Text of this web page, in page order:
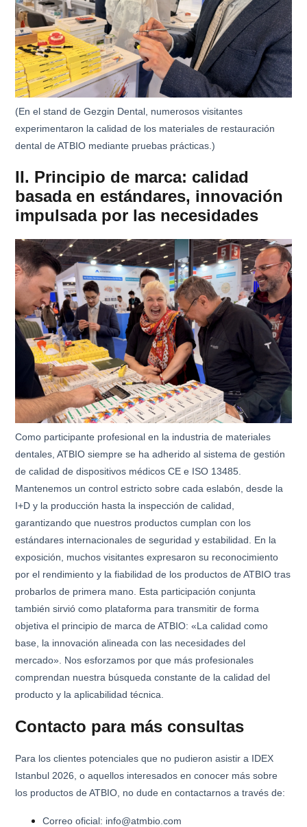
(En el stand de Gezgin Dental, numerosos visitantes
experimentaron la calidad de los materiales de restauración
dental de ATBIO mediante pruebas prácticas.)
II. Principio de marca: calidad
basada en estándares, innovación
impulsada por las necesidades
Como participante profesional en la industria de materiales
dentales, ATBIO siempre se ha adherido al sistema de gestión
de calidad de dispositivos médicos CE e ISO 13485.
Mantenemos un control estricto sobre cada eslabón, desde la
I+D y la producción hasta la inspección de calidad,
garantizando que nuestros productos cumplan con los
estándares internacionales de seguridad y estabilidad. En la
exposición, muchos visitantes expresaron su reconocimiento
por el rendimiento y la fiabilidad de los productos de ATBIO tras
probarlos de primera mano. Esta participación conjunta
también sirvió como plataforma para transmitir de forma
objetiva el principio de marca de ATBIO: «La calidad como
base, la innovación alineada con las necesidades del
mercado». Nos esforzamos por que más profesionales
comprendan nuestra búsqueda constante de la calidad del
producto y la aplicabilidad técnica.
Contacto para más consultas
Para los clientes potenciales que no pudieron asistir a IDEX
Istanbul 2026, o aquellos interesados en conocer más sobre
los productos de ATBIO, no dude en contactarnos a través de:
Correo oficial: info@atmbio.com